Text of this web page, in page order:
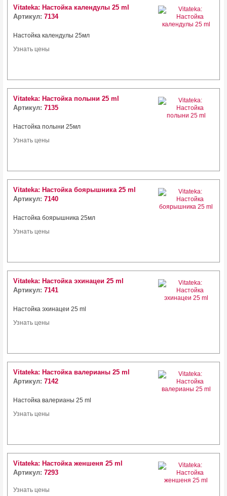
Vitateka: Настойка календулы 25 ml
Артикул: 7134
Настойка календулы 25мл
Узнать цены
Vitateka: Настойка полыни 25 ml
Артикул: 7135
Настойка полыни 25мл
Узнать цены
Vitateka: Настойка боярышника 25 ml
Артикул: 7140
Настойка боярышника 25мл
Узнать цены
Vitateka: Настойка эхинацеи 25 ml
Артикул: 7141
Настойка эхинацеи 25 ml
Узнать цены
Vitateka: Настойка валерианы 25 ml
Артикул: 7142
Настойка валерианы 25 ml
Узнать цены
Vitateka: Настойка женшеня 25 ml
Артикул: 7293
Узнать цены